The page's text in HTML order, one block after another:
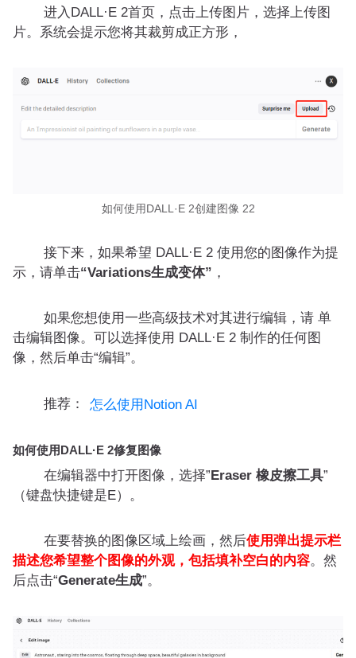
进入DALL·E 2首页，点击上传图片，选择上传图
片。系统会提示您将其裁剪成正方形，
如何使用DALL·E 2创建图像 22
接下来，如果希望 DALL·E 2 使用您的图像作为提
示，请单击“Variations生成变体” ，
如果您想使用一些高级技术对其进行编辑，请 单
击编辑图像。可以选择使用 DALL·E 2 制作的任何图
像，然后单击“编辑”。
推荐： 怎么使用Notion AI
如何使用DALL·E 2修复图像
在编辑器中打开图像，选择”Eraser 橡皮擦工具”
（键盘快捷键是E）。
在要替换的图像区域上绘画，然后使用弹出提示栏
描述您希望整个图像的外观，包括填补空白的内容。然
后点击“Generate生成”。